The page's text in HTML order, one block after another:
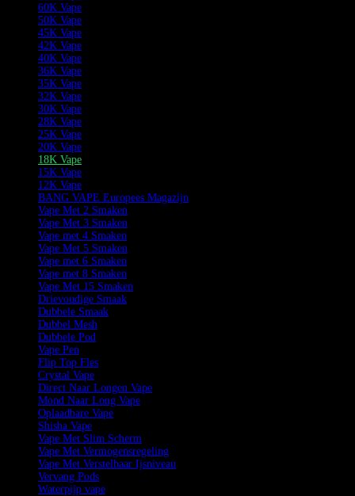
60K Vape
50K Vape
45K Vape
42K Vape
40K Vape
36K Vape
35K Vape
32K Vape
30K Vape
28K Vape
25K Vape
20K Vape
18K Vape
15K Vape
12K Vape
BANG VAPE Europees Magazijn
Vape Met 2 Smaken
Vape Met 3 Smaken
Vape met 4 Smaken
Vape Met 5 Smaken
Vape met 6 Smaken
Vape met 8 Smaken
Vape Met 15 Smaken
Drievoudige Smaak
Dubbele Smaak
Dubbel Mesh
Dubbele Pod
Vape Pen
Flip Top Fles
Crystal Vape
Direct Naar Longen Vape
Mond Naar Long Vape
Oplaadbare Vape
Shisha Vape
Vape Met Slim Scherm
Vape Met Vermogensregeling
Vape Met Verstelbaar Ijsniveau
Vervang Pods
Waterpijp vape